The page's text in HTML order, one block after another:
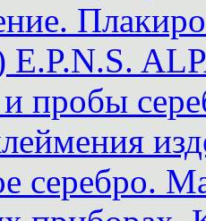
пробы
серебро.